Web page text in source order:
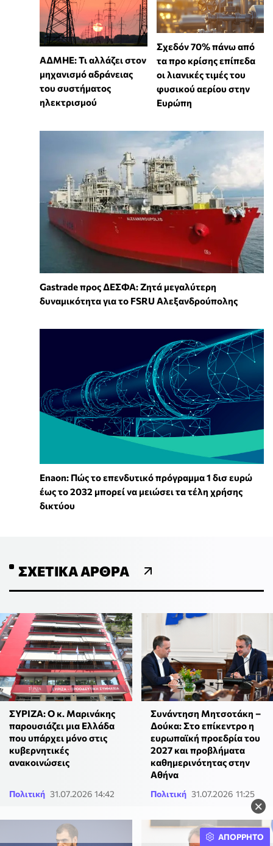
×
ΑΔΜΗΕ: Τι αλλάζει στον
μηχανισμό αδράνειας
του συστήματος
ηλεκτρισμού
Σχεδόν 70% πάνω από
τα προ κρίσης επίπεδα
οι λιανικές τιμές του
φυσικού αερίου στην
Ευρώπη
Gastrade προς ΔΕΣΦΑ: Ζητά μεγαλύτερη
δυναμικότητα για το FSRU Αλεξανδρούπολης
Enaon: Πώς το επενδυτικό πρόγραμμα 1 δισ ευρώ
έως το 2032 μπορεί να μειώσει τα τέλη χρήσης
δικτύου
ΣΧΕΤΙΚΆ ΆΡΘΡΑ
ΣΥΡΙΖΑ: Ο κ. Μαρινάκης
παρουσιάζει μια Ελλάδα
που υπάρχει μόνο στις
κυβερνητικές
ανακοινώσεις
Πολιτική 31.07.2026 14:42
Συνάντηση Μητσοτάκη –
Δούκα: Στο επίκεντρο η
ευρωπαϊκή προεδρία του
2027 και προβλήματα
καθημερινότητας στην
Αθήνα
Πολιτική 31.07.2026 11:25
ΑΠΟΡΡΗΤΟ